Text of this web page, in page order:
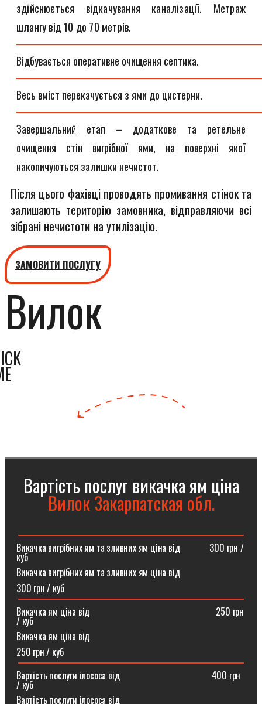
здійснюється відкачування каналізації. Метраж
шлангу від 10 до 70 метрів.
Відбувається оперативне очищення септика.
Весь вміст перекачується з ями до цистерни.
Завершальний етап – додаткове та ретельне
очищення стін вигрібної ями, на поверхні якої
накопичуються залишки нечистот.
Після цього фахівці проводять промивання стінок та
залишають територію замовника, відправляючи всі
зібрані нечистоти на утилізацію.
ЗАМОВИТИ ПОСЛУГУ
Вилок
Вартість послуг викачка ям ціна
Вилок Закарпатская обл.
Викачка вигрібних ям та зливних ям ціна від ⠀⠀⠀⠀300 грн /
куб
Викачка вигрібних ям та зливних ям ціна від
300 грн / куб
Викачка ям ціна від ⠀⠀⠀⠀⠀⠀⠀⠀⠀⠀⠀⠀⠀⠀⠀⠀⠀⠀250 грн
/ куб
Викачка ям ціна від
250 грн / куб
Вартість послуги ілососа від ⠀⠀⠀⠀⠀⠀⠀⠀⠀⠀⠀⠀⠀400 грн
/ куб
Вартість послуги ілососа від